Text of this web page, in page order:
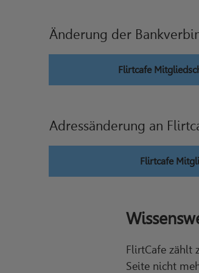
Änderung der
Flirtcafe
Adressänderung an
Flirtcafe
FlirtCafe zählt
Seite nicht